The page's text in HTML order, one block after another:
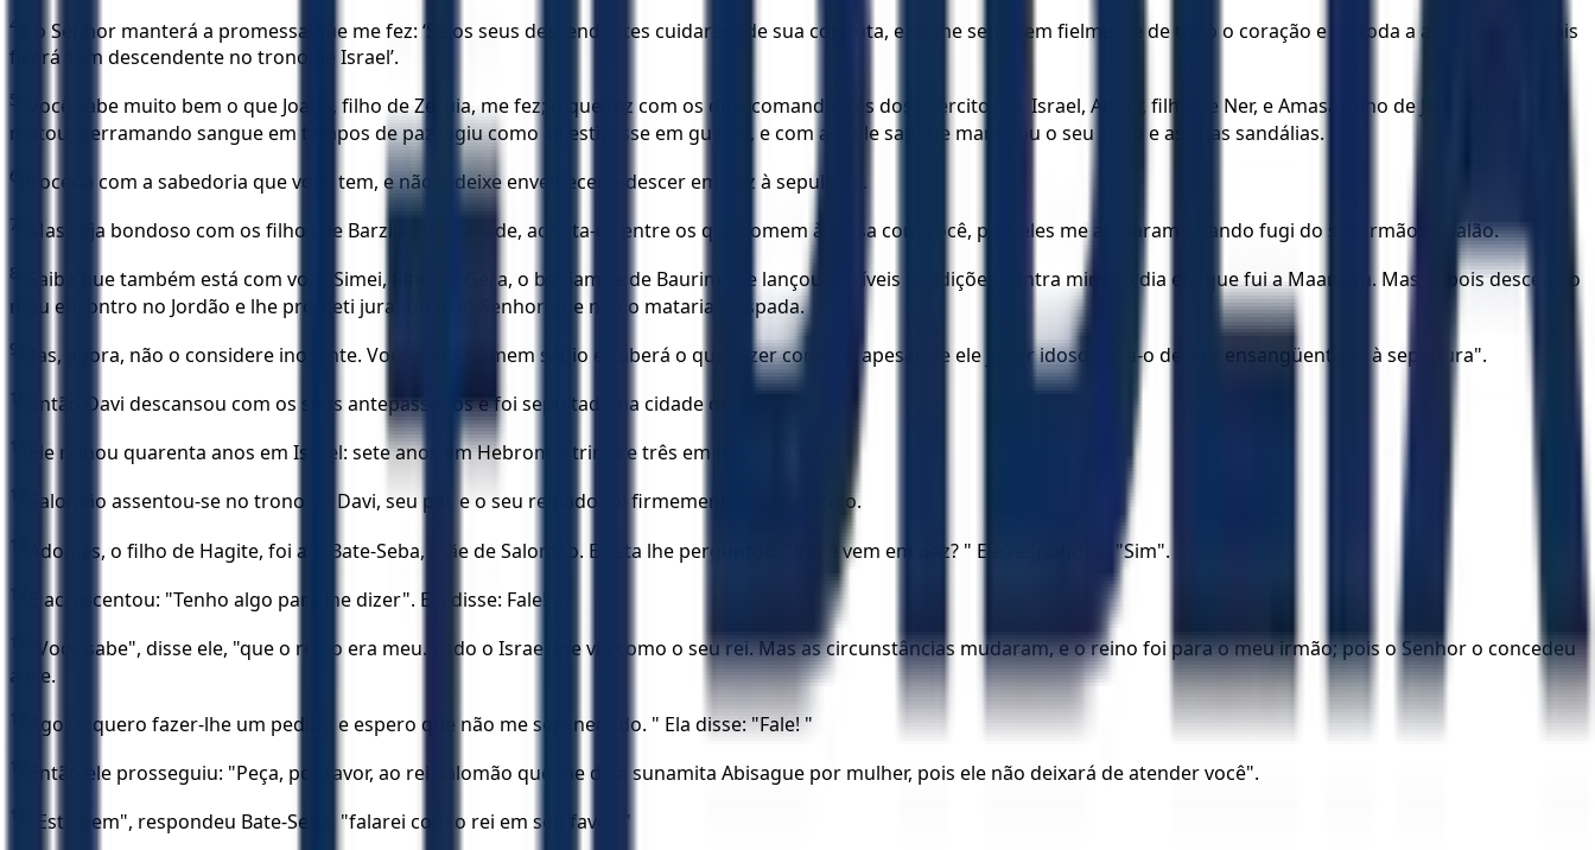
4
e o Senhor manterá a promessa que me fez: ‘Se os seus descendentes cuidarem de sua conduta, e se me seguirem fielmente de todo o coração e de toda a alma, você jamais
ficará sem descendente no trono de Israel’.
5
"Você sabe muito bem o que Joabe, filho de Zeruia, me fez; o que fez com os dois comandantes dos exércitos de Israel, Abner, filho de Ner, e Amasa, filho de Jéter. Ele os
matou, derramando sangue em tempos de paz; agiu como se estivesse em guerra, e com aquele sangue manchou o seu cinto e as suas sandálias.
6 Proceda com a sabedoria que você tem, e não o deixe envelhecer e descer em paz à sepultura.
7 "Mas seja bondoso com os filhos de Barzilai, de Gileade, admita-os entre os que comem à mesa com você, pois eles me apoiaram quando fugi do seu irmão Absalão.
8
"Saiba que também está com você Simei, filho de Gera, o benjamita de Baurim. Ele lançou terríveis maldições contra mim no dia em que fui a Maanaim. Mas depois desceu ao
meu encontro no Jordão e lhe prometi jurando pelo Senhor que não o mataria à espada.
9 Mas, agora, não o considere inocente. Você é um homem sábio e saberá o que fazer com ele; apesar de ele já ser idoso, faça-o descer ensangüentado à sepultura".
10 Então Davi descansou com os seus antepassados e foi sepultado na cidade de Davi.
11 Ele reinou quarenta anos em Israel: sete anos em Hebrom e trinta e três em Jerusalém.
12 Salomão assentou-se no trono de Davi, seu pai, e o seu reinado foi firmemente estabelecido.
13 Adonias, o filho de Hagite, foi até Bate-Seba, mãe de Salomão. E esta lhe perguntou: "Você vem em paz? " Ele respondeu: "Sim".
14 E acrescentou: "Tenho algo para lhe dizer". Ela disse: Fale!
15
"Você sabe", disse ele, "que o reino era meu. Todo o Israel me via como o seu rei. Mas as circunstâncias mudaram, e o reino foi para o meu irmão; pois o Senhor o concedeu
a ele.
16 Agora, quero fazer-lhe um pedido e espero que não me seja negado. " Ela disse: "Fale! "
17 Então ele prosseguiu: "Peça, por favor, ao rei Salomão que me dê a sunamita Abisague por mulher, pois ele não deixará de atender você".
18 "Está bem", respondeu Bate-Seba, "falarei com o rei em seu favor. "